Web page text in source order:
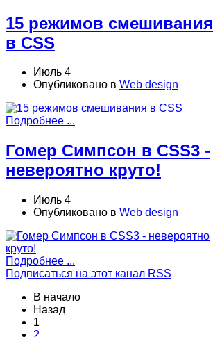
15 режимов смешивания
в CSS
Июль 4
Опубликовано в Web design
Подробнее ...
Гомер Симпсон в CSS3 -
невероятно круто!
Июль 4
Опубликовано в Web design
Подробнее ...
Подписаться на этот канал RSS
В начало
Назад
1